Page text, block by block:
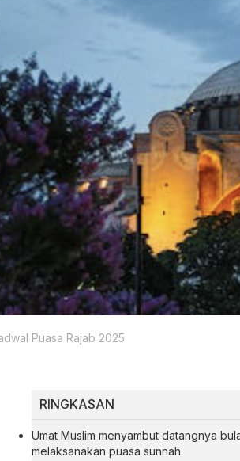
Puasa Rajab 2025
RINGKASAN
Umat Muslim menyambut datangnya
melaksanakan puasa sunnah.